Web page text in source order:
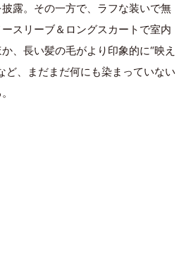
露。その一方で、ラフな装いで無
スリーブ＆ロングスカートで室内
、長い髪の毛がより印象的に“映え
ど、まだまだ何にも染まっていない